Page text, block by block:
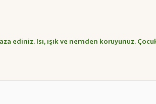
ediniz. Isı, ışık ve nemden koruyunuz.